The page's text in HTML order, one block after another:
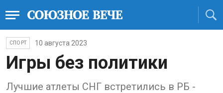
СПОРТ 10 августа 2023
Игры без политики
Лучшие атлеты СНГ встретились в РБ -